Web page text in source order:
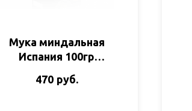
Мука миндальная
Испания 100гр
470 руб.